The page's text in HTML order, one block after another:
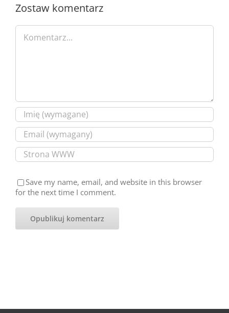
Zostaw komentarz
Comment
Save my name, email, and website in this browser
for the next time I comment.